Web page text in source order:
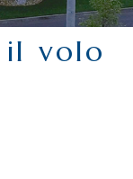
il volo